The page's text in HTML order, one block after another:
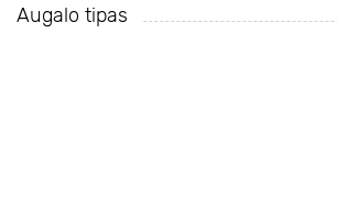
Augalo tipas